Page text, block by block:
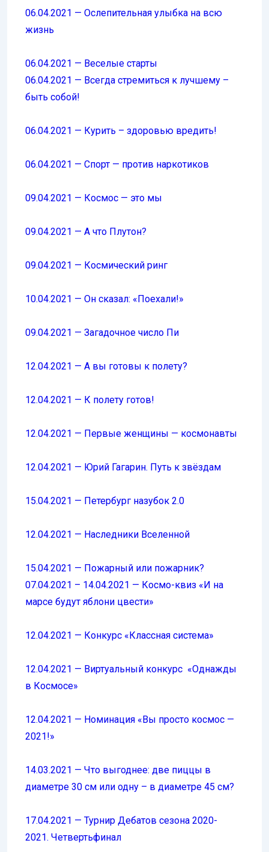
06.04.2021 — Ослепительная улыбка на всю
жизнь
06.04.2021 — Веселые старты
06.04.2021 — Всегда стремиться к лучшему –
быть собой!
06.04.2021 — Курить – здоровью вредить!
06.04.2021 — Спорт — против наркотиков
09.04.2021 — Космос — это мы
09.04.2021 — А что Плутон?
09.04.2021 — Космический ринг
10.04.2021 — Он сказал: «Поехали!»
09.04.2021 — Загадочное число Пи
12.04.2021 — А вы готовы к полету?
12.04.2021 — К полету готов!
12.04.2021 — Первые женщины — космонавты
12.04.2021 — Юрий Гагарин. Путь к звёздам
15.04.2021 — Петербург назубок 2.0
12.04.2021 — Наследники Вселенной
15.04.2021 — Пожарный или пожарник?
07.04.2021 – 14.04.2021 — Космо-квиз «И на
марсе будут яблони цвести»
12.04.2021 — Конкурс «Классная система»
12.04.2021 — Виртуальный конкурс «Однажды
в Космосе»
12.04.2021 — Номинация «Вы просто космос —
2021!»
14.03.2021 — Что выгоднее: две пиццы в
диаметре 30 см или одну – в диаметре 45 см?
17.04.2021 — Турнир Дебатов сезона 2020-
2021. Четвертьфинал